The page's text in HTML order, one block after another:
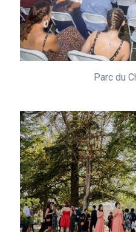
Parc du